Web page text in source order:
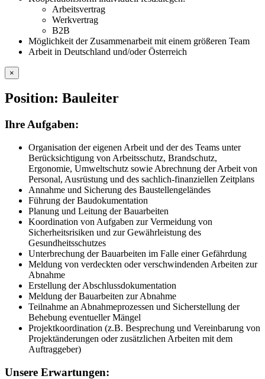
Arbeitsvertrag
Werkvertrag
B2B
Möglichkeit der Zusammenarbeit mit einem größeren Team
Arbeit in Deutschland und/oder Österreich
×
Position: Bauleiter
Ihre Aufgaben:
Organisation der eigenen Arbeit und der des Teams unter
Berücksichtigung von Arbeitsschutz, Brandschutz,
Ergonomie, Umweltschutz sowie Abrechnung der Arbeit von
Personal, Ausrüstung und des sachlich-finanziellen Zeitplans
Annahme und Sicherung des Baustellengeländes
Führung der Baudokumentation
Planung und Leitung der Bauarbeiten
Koordination von Aufgaben zur Vermeidung von
Sicherheitsrisiken und zur Gewährleistung des
Gesundheitsschutzes
Unterbrechung der Bauarbeiten im Falle einer Gefährdung
Meldung von verdeckten oder verschwindenden Arbeiten zur
Abnahme
Erstellung der Abschlussdokumentation
Meldung der Bauarbeiten zur Abnahme
Teilnahme an Abnahmeprozessen und Sicherstellung der
Behebung eventueller Mängel
Projektkoordination (z.B. Besprechung und Vereinbarung von
Projektänderungen oder zusätzlichen Arbeiten mit dem
Auftraggeber)
Unsere Erwartungen: